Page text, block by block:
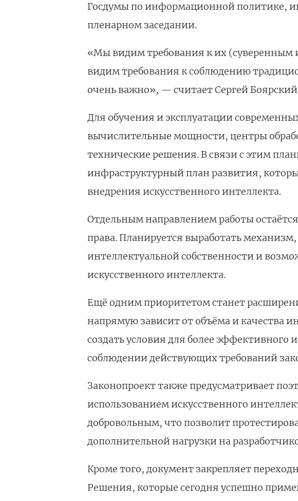
Госдумы по информационной политике,
пленарном заседании.
«Мы видим требования к их
видим требования к соблюдению
очень важно», — считает Сергей
Для обучения и эксплуатации
вычислительные мощности, центры
технические решения. В связи с этим
инфраструктурный план развития,
внедрения искусственного интеллекта.
Отдельным направлением работы
права. Планируется выработать
интеллектуальной собственности и
искусственного интеллекта.
Ещё одним приоритетом станет
напрямую зависит от объёма и качества
создать условия для более
соблюдении действующих требований
Законопроект также предусматривает
использованием искусственного
добровольным, что позволит
дополнительной нагрузки на
Кроме того, документ закрепляет
Решения, которые сегодня успешно